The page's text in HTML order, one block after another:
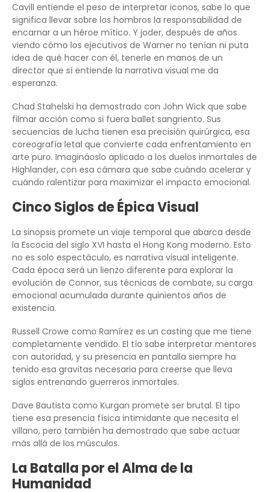
Cavill entiende el peso de interpretar iconos, sabe lo que
significa llevar sobre los hombros la responsabilidad de
encarnar a un héroe mítico. Y joder, después de años
viendo cómo los ejecutivos de Warner no tenían ni puta
idea de qué hacer con él, tenerle en manos de un
director que sí entiende la narrativa visual me da
esperanza.
Chad Stahelski ha demostrado con John Wick que sabe
filmar acción como si fuera ballet sangriento. Sus
secuencias de lucha tienen esa precisión quirúrgica, esa
coreografía letal que convierte cada enfrentamiento en
arte puro. Imagináoslo aplicado a los duelos inmortales de
Highlander, con esa cámara que sabe cuándo acelerar y
cuándo ralentizar para maximizar el impacto emocional.
Cinco Siglos de Épica Visual
La sinopsis promete un viaje temporal que abarca desde
la Escocia del siglo XVI hasta el Hong Kong moderno. Esto
no es solo espectáculo, es narrativa visual inteligente.
Cada época será un lienzo diferente para explorar la
evolución de Connor, sus técnicas de combate, su carga
emocional acumulada durante quinientos años de
existencia.
Russell Crowe como Ramírez es un casting que me tiene
completamente vendido. El tío sabe interpretar mentores
con autoridad, y su presencia en pantalla siempre ha
tenido esa gravitas necesaria para creerse que lleva
siglos entrenando guerreros inmortales.
Dave Bautista como Kurgan promete ser brutal. El tipo
tiene esa presencia física intimidante que necesita el
villano, pero también ha demostrado que sabe actuar
más allá de los músculos.
La Batalla por el Alma de la
Humanidad